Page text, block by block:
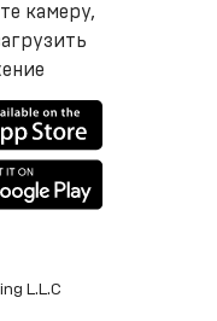
камеру,
L.L.C